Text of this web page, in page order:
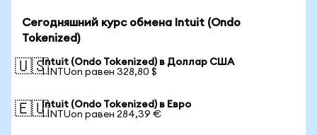
Сегодняшний курс обмена Intuit (Ondo
Tokenized)
🇺🇸Intuit (Ondo Tokenized) в Доллар США
1 INTUon равен 328,80 $
🇪🇺Intuit (Ondo Tokenized) в Евро
1 INTUon равен 284,39 €